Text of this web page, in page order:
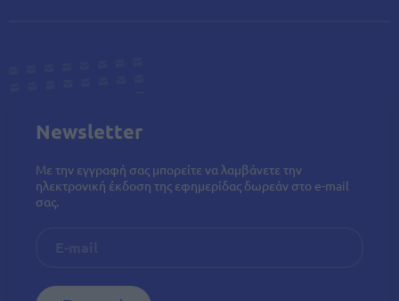
Newsletter
Με την εγγραφή σας μπορείτε να λαμβάνετε την
ηλεκτρονική έκδοση της εφημερίδας δωρεάν στο e-mail
σας.